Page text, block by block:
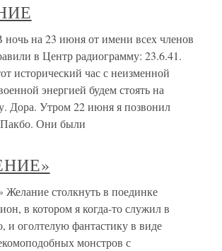
на 23 июня от имени всех членов
в Центр радиограмму: 23.6.41.
исторический час с неизменной
энергией будем стоять на
Дора. Утром 22 июня я позвонил
Они были
столкнуть в поединке
в котором я когда-то служил в
и оголтелую фантастику в виде
монстров с